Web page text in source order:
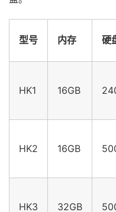
型号 内存 硬
HK1 16GB
HK2 16GB
HK3 32GB